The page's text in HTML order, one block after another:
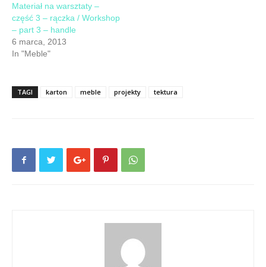
Materiał na warsztaty –
część 3 – rączka / Workshop
– part 3 – handle
6 marca, 2013
In "Meble"
TAGI karton meble projekty tektura